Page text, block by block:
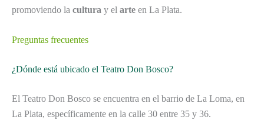
promoviendo la cultura y el arte en La Plata.
Preguntas frecuentes
¿Dónde está ubicado el Teatro Don Bosco?
El Teatro Don Bosco se encuentra en el barrio de La Loma, en
La Plata, específicamente en la calle 30 entre 35 y 36.